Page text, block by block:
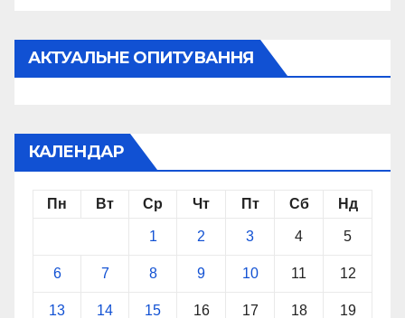
АКТУАЛЬНЕ ОПИТУВАННЯ
КАЛЕНДАР
Пн Вт Ср Чт Пт Сб Нд
1 2 3 4 5
6 7 8 9 10 11 12
13 14 15 16 17 18 19